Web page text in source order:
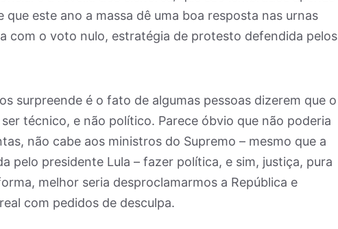
este ano a massa dê uma boa resposta nas urnas
com o voto nulo, estratégia de protesto defendida pelos
surpreende é o fato de algumas pessoas dizerem que o
técnico, e não político. Parece óbvio que não poderia
não cabe aos ministros do Supremo – mesmo que a
pelo presidente Lula – fazer política, e sim, justiça, pura
melhor seria desproclamarmos a República e
com pedidos de desculpa.